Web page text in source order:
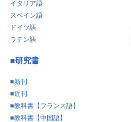
イタリア語
スペイン語
ドイツ語
ラテン語
■研究書
■新刊
■近刊
■教科書【フランス語】
■教科書【中国語】